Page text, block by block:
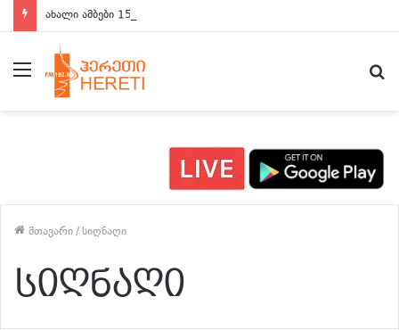
ახალი ამბები 15:00 საათზე
მენიუ
მთავარი/სიღნაღი
სიღნაღი